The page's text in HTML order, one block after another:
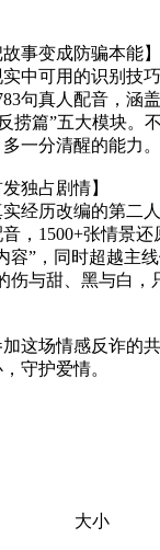
事变成防骗本能】
中可用的识别技
句真人配音，涵盖
捞篇”五大模块。
一分清醒的能力。
独占剧情】
经历改编的第二
，1500+张情景
容”，同时超越主
伤与甜、黑与白，
这场情感反诈的共
守护爱情。
大小